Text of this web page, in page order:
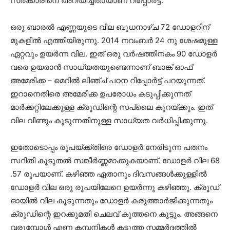
ഒരു ബാരൽ എണ്ണയുടെ വില ബുധനാഴ്ച 72 ഡോളറിന്
മുകളിൽ എത്തിയിരുന്നു. 2014 നവംബർ 24 നു ശേഷമുള്ള
ഏറ്റവും ഉയർന്ന വില. ഇത് ഒരു വർഷത്തിനകം 90 ഡോളർ
വരെ ഉയരാൻ സാധ്യതയുണ്ടെന്നാണ് ബാങ്ക് ഓഫ്
അമേരിക്ക – മെറിൽ ലിഞ്ച് പഠന റിപ്പോർട്ട് പറയുന്നത്.
ഇറാനെതിരെ അമേരിക്ക ഉപരോധം കടുപ്പിക്കുന്നത്
മാർക്കറ്റിലേക്കുള്ള ക്രൂഡിന്റെ സപ്ലൈ കുറയ്ക്കും. ഇത്
വില വീണ്ടും കൂടുന്നതിനുള്ള സാധ്യത വർധിപ്പിക്കുന്നു.
ഇതോടൊപ്പം രൂപയ്ക്ക്തിരെ ഡോളർ നേരിടുന്ന പതനം
സ്ഥിതി കൂടുതൽ സങ്കീർണ്ണമാക്കുകയാണ്. ഡോളർ വില 68
.57 രൂപയാണ്. കഴിഞ്ഞ ഏതാനും ദിവസങ്ങൾക്കുള്ളിൽ
ഡോളർ വില ഒരു രൂപയിലേറെ ഉയർന്നു കഴിഞ്ഞു. ക്രൂഡ്
ഓയിൽ വില കൂടുന്നതും ഡോളർ കരുത്താർജിക്കുന്നതും
ക്രൂഡിന്റെ ഇറക്കുമതി ചെലവ് കുത്തനെ കൂട്ടും. അങ്ങനെ
വരുമ്പോൾ എണ്ണ കമ്പനികൾ കടുത്ത സമ്മർദ്ദത്തിൽ